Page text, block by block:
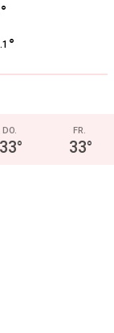
°
°
DO.
33°
FR.
33°